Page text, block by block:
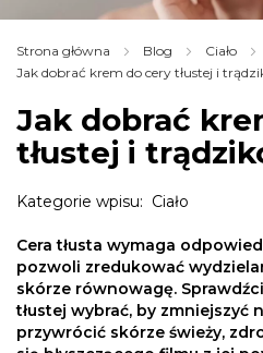
Strona główna Blog
Ciało
Jak dobrać krem do cery tłustej i
Jak dobrać
tłustej i
Kategorie wpisu: Ciało
Cera tłusta wymaga
pozwoli zredukować
skórze równowagę.
tłustej wybrać, by zmniejszyć
przywrócić skórze świeży,